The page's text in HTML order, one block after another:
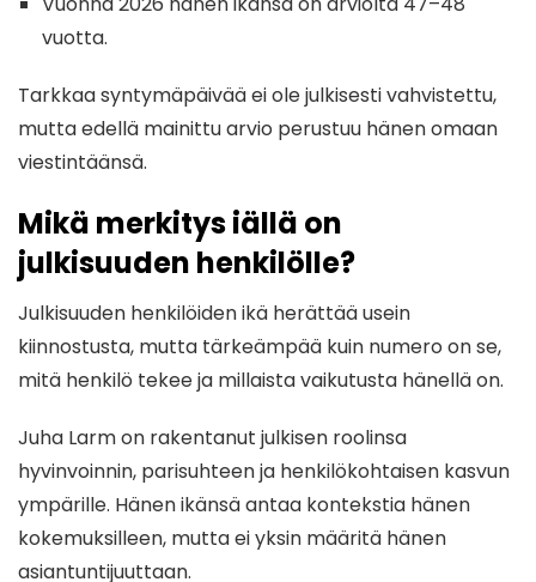
vuotta.
Tarkkaa syntymäpäivää ei ole julkisesti vahvistettu,
mutta edellä mainittu arvio perustuu hänen omaan
viestintäänsä.
Mikä merkitys iällä on
julkisuuden henkilölle?
Julkisuuden henkilöiden ikä herättää usein
kiinnostusta, mutta tärkeämpää kuin numero on se,
mitä henkilö tekee ja millaista vaikutusta hänellä on.
Juha Larm on rakentanut julkisen roolinsa
hyvinvoinnin, parisuhteen ja henkilökohtaisen kasvun
ympärille. Hänen ikänsä antaa kontekstia hänen
kokemuksilleen, mutta ei yksin määritä hänen
asiantuntijuuttaan.